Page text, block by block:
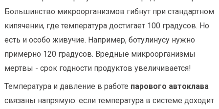
Большинство микроорганизмов гибнут при стандартном
кипячении, где температура достигает 100 градусов. Но
есть и особо живучие. Например, ботулинусу нужно
примерно 120 градусов. Вредные микроорганизмы
мертвы - срок годности продуктов увеличивается!
Температура и давление в работе парового автоклава
связаны напрямую: если температура в системе доходит